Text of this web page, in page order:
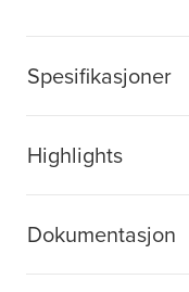
Spesifikasjoner
Highlights
Dokumentasjon